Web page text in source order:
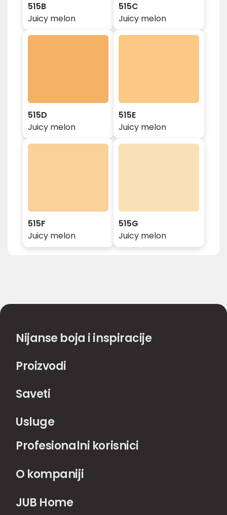
515B
Juicy melon
515C
Juicy melon
515D
Juicy melon
515E
Juicy melon
515F
Juicy melon
515G
Juicy melon
Nijanse boja i inspiracije
Proizvodi
Saveti
Usluge
Profesionalni korisnici
O kompaniji
JUB Home